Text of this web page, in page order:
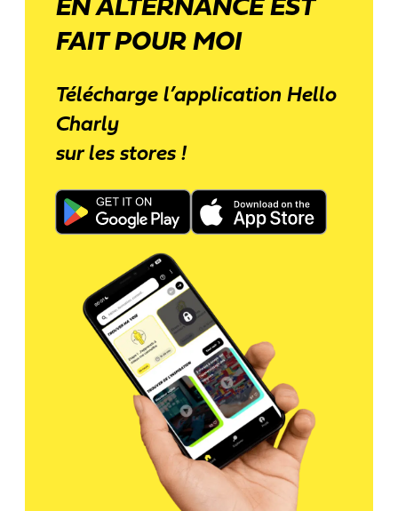
EN ALTERNANCE EST
FAIT POUR MOI
Télécharge l’application Hello
Charly
sur les stores !